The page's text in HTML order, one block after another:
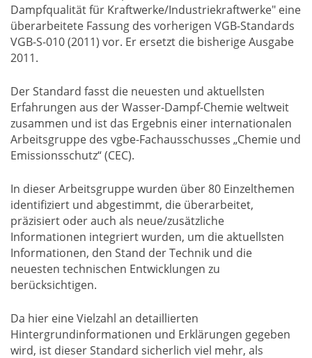
Dampfqualität für Kraftwerke/Industriekraftwerke" eine
überarbeitete Fassung des vorherigen VGB-Standards
VGB-S-010 (2011) vor. Er ersetzt die bisherige Ausgabe
2011.
Der Standard fasst die neuesten und aktuellsten
Erfahrungen aus der Wasser-Dampf-Chemie weltweit
zusammen und ist das Ergebnis einer internationalen
Arbeitsgruppe des vgbe-Fachausschusses „Chemie und
Emissionsschutz“ (CEC).
In dieser Arbeitsgruppe wurden über 80 Einzelthemen
identifiziert und abgestimmt, die überarbeitet,
präzisiert oder auch als neue/zusätzliche
Informationen integriert wurden, um die aktuellsten
Informationen, den Stand der Technik und die
neuesten technischen Entwicklungen zu
berücksichtigen.
Da hier eine Vielzahl an detaillierten
Hintergrundinformationen und Erklärungen gegeben
wird, ist dieser Standard sicherlich viel mehr, als